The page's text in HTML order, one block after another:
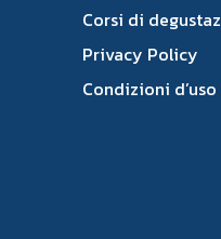
Corsi di
Privacy Policy
Condizioni d’uso